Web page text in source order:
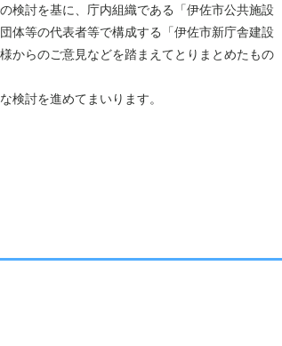
検討を基に、庁内組織である「伊佐市公共施設
体等の代表者等で構成する「伊佐市新庁舎建設
からのご意見などを踏まえてとりまとめたもの
検討を進めてまいります。